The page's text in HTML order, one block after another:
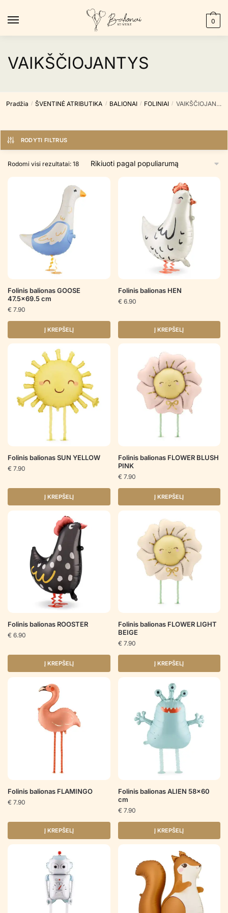
0
VAIKŠČIOJANTYS
Pradžia / ŠVENTINĖ ATRIBUTIKA / BALIONAI / FOLINIAI / VAIKŠČIOJANTYS
RODYTI FILTRUS
Rodomi visi rezultatai: 18Rūšiuojama
populiarumą
Folinis balionas GOOSE
47.5×69.5 cm
€ 7.90
Į KREPŠELĮ
Folinis balionas HEN
€ 6.90
Į KREPŠELĮ
Folinis balionas SUN YELLOW
€ 7.90
Į KREPŠELĮ
Folinis balionas FLOWER BLUSH
PINK
€ 7.90
Į KREPŠELĮ
Folinis balionas ROOSTER
€ 6.90
Į KREPŠELĮ
Folinis balionas FLOWER LIGHT
BEIGE
€ 7.90
Į KREPŠELĮ
Folinis balionas FLAMINGO
€ 7.90
Į KREPŠELĮ
Folinis balionas ALIEN 58×60
cm
€ 7.90
Į KREPŠELĮ